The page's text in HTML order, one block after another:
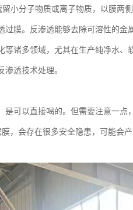
小分子物质或离子物质，以膜两
膜。反渗透能够去除可溶性的金
诸多领域，尤其在生产纯净水、
透技术处理。
可以直接喝的。但需要注意一点
，会存在很多安全隐患，可能会